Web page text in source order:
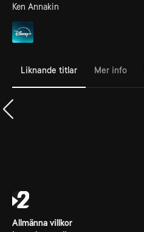
Ken Annakin
Liknande titlar Mer info
Allmänna villkor